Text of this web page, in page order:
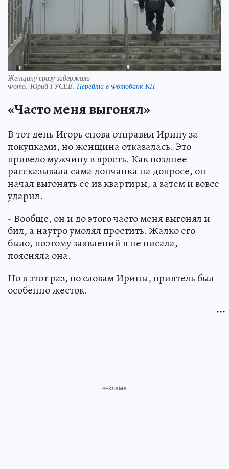
Женщину сразу задержали
Фото: Юрий ГУСЕВ. Перейти в Фотобанк КП
«Часто меня выгонял»
В тот день Игорь снова отправил Ирину за
покупками, но женщина отказалась. Это
привело мужчину в ярость. Как позднее
рассказывала сама дончанка на допросе, он
начал выгонять ее из квартиры, а затем и вовсе
ударил.
- Вообще, он и до этого часто меня выгонял и
бил, а наутро умолял простить. Жалко его
было, поэтому заявлений я не писала, —
поясняла она.
Но в этот раз, по словам Ирины, приятель был
особенно жесток.